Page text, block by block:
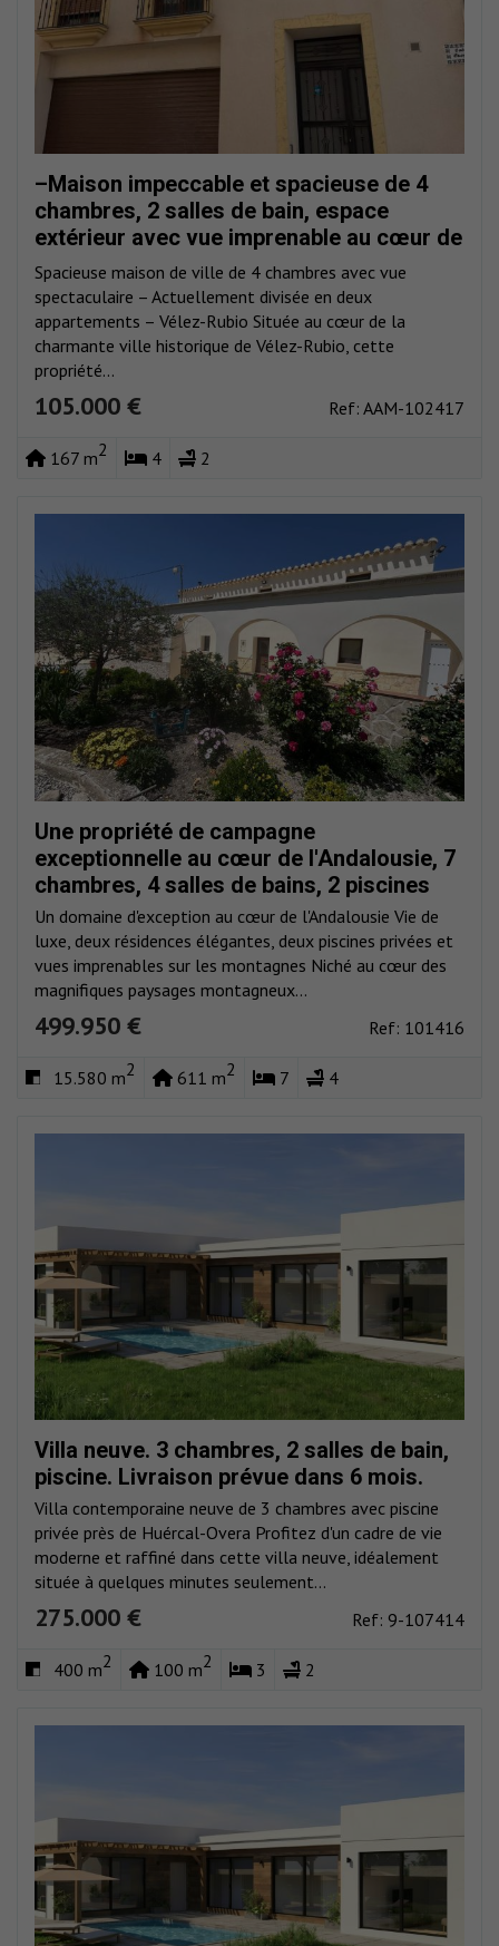
–Maison impeccable et spacieuse de 4
chambres, 2 salles de bain, espace
extérieur avec vue imprenable au cœur de
Vélez Rubio
Spacieuse maison de ville de 4 chambres avec vue
spectaculaire – Actuellement divisée en deux
appartements – Vélez-Rubio Située au cœur de la
charmante ville historique de Vélez-Rubio, cette
propriété...
105.000 € Ref: AAM-102417
167 m2 4 2
Une propriété de campagne
exceptionnelle au cœur de l'Andalousie, 7
chambres, 4 salles de bains, 2 piscines
Un domaine d'exception au cœur de l'Andalousie Vie de
luxe, deux résidences élégantes, deux piscines privées et
vues imprenables sur les montagnes Niché au cœur des
magnifiques paysages montagneux...
499.950 € Ref: 101416
15.580 m2 611 m2 7 4
Villa neuve. 3 chambres, 2 salles de bain,
piscine. Livraison prévue dans 6 mois.
Villa contemporaine neuve de 3 chambres avec piscine
privée près de Huércal-Overa Profitez d'un cadre de vie
moderne et raffiné dans cette villa neuve, idéalement
située à quelques minutes seulement...
275.000 € Ref: 9-107414
400 m2 100 m2 3 2